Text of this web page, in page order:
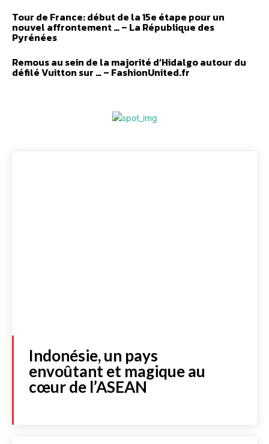
Tour de France: début de la 15e étape pour un
nouvel affrontement … – La République des
Pyrénées
Remous au sein de la majorité d’Hidalgo autour du
défilé Vuitton sur … – FashionUnited.fr
Indonésie, un pays
envoûtant et magique au
cœur de l’ASEAN